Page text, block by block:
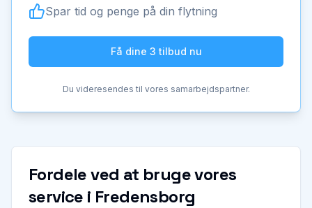
Spar tid og penge på din flytning
Få dine 3 tilbud nu
Du videresendes til vores samarbejdspartner.
Fordele ved at bruge vores
service i Fredensborg